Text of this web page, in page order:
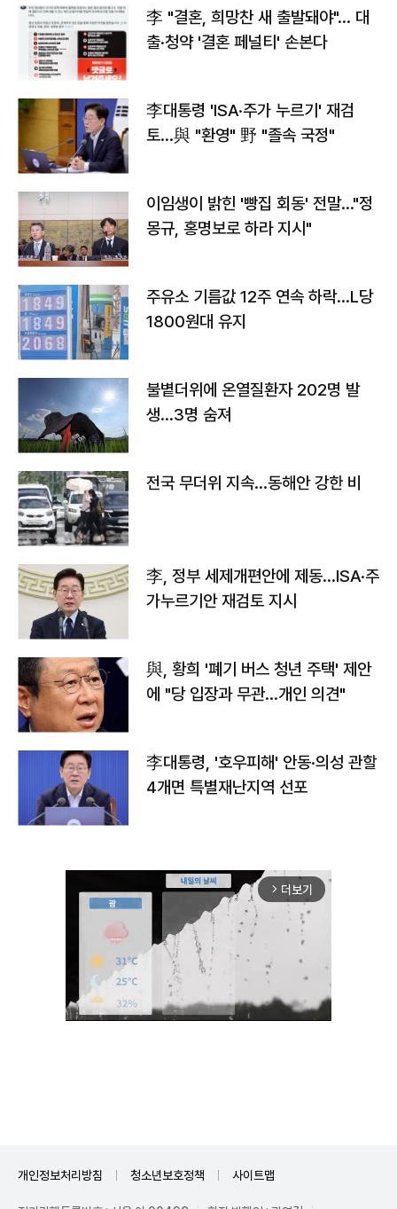
李 "결혼, 희망찬 새 출발돼야"… 대
출·청약 '결혼 페널티' 손본다
李대통령 'ISA·주가 누르기' 재검
토…與 "환영" 野 "졸속 국정"
이임생이 밝힌 '빵집 회동' 전말…"정
몽규, 홍명보로 하라 지시"
주유소 기름값 12주 연속 하락…L당
1800원대 유지
불볕더위에 온열질환자 202명 발
생…3명 숨져
전국 무더위 지속…동해안 강한 비
李, 정부 세제개편안에 제동…ISA·주
가누르기안 재검토 지시
與, 황희 '폐기 버스 청년 주택' 제안
에 "당 입장과 무관…개인 의견"
李대통령, '호우피해' 안동·의성 관할
4개면 특별재난지역 선포
arrow_forward_ios 더보기
개인정보처리방침 청소년보호정책 사이트맵